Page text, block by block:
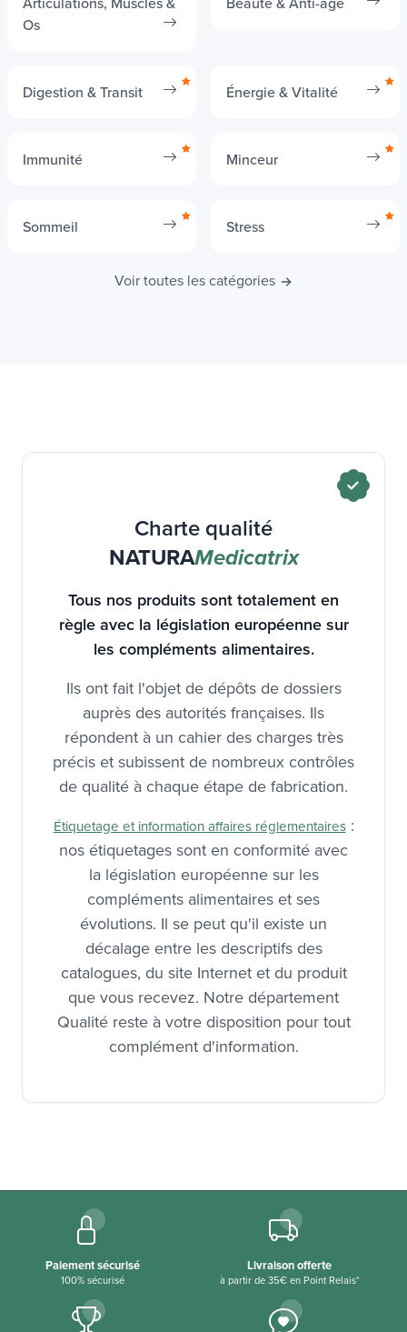
Os
Digestion & Transit Énergie & Vitalité
Immunité Minceur
Sommeil Stress
Voir toutes les catégories
Charte qualité
NATURAMedicatrix
Tous nos produits sont totalement en
règle avec la législation européenne sur
les compléments alimentaires.
Ils ont fait l'objet de dépôts de dossiers
auprès des autorités françaises. Ils
répondent à un cahier des charges très
précis et subissent de nombreux contrôles
de qualité à chaque étape de fabrication.
Étiquetage et information affaires réglementaires:
nos étiquetages sont en conformité avec
la législation européenne sur les
compléments alimentaires et ses
évolutions. Il se peut qu'il existe un
décalage entre les descriptifs des
catalogues, du site Internet et du produit
que vous recevez. Notre département
Qualité reste à votre disposition pour tout
complément d'information.
Paiement sécurisé
100% sécurisé
Livraison offerte
à partir de 35€ en Point Relais*